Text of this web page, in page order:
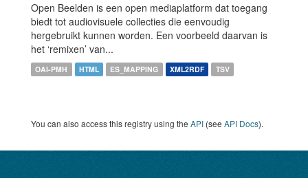
Open Beelden is een open mediaplatform dat toegang
biedt tot audiovisuele collecties die eenvoudig
hergebruikt kunnen worden. Een voorbeeld daarvan is
het ‘remixen’ van...
OAI-PMH HTML ES_MAPPING XML2RDF TSV
You can also access this registry using the API (see API Docs).